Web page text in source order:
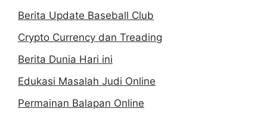
Berita Update Baseball Club
Crypto Currency dan Treading
Berita Dunia Hari ini
Edukasi Masalah Judi Online
Permainan Balapan Online